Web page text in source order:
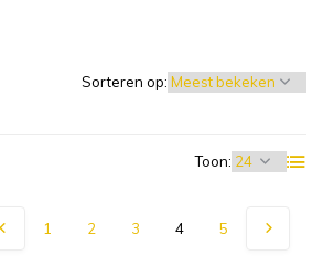
Toon:
Sorteren op:
1 2 3 4 5